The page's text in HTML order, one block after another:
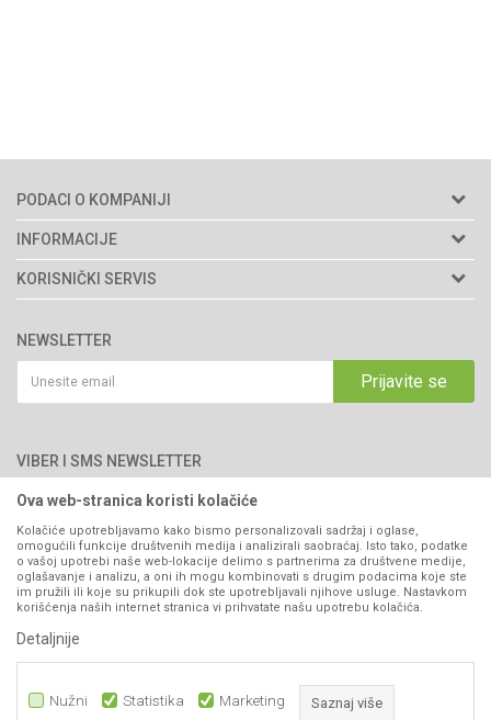
PODACI O KOMPANIJI
Agromarket d.o.o.
Matični broj: 11003826
76300 Bijeljina
066/44-99-00
INFORMACIJE
O nama
Brendovi
Katalozi
Saradnja
Kontakt
KORISNIČKI SERVIS
Politika privatnosti
Kako kupiti
Isporuka
Pravo na odustajanje
Reklamacije
Povraćaj sredstava
Zamjena artikala
Plaćanje karticama
NEWSLETTER
Prijavite se
VIBER I SMS NEWSLETTER
PRATITE NAS
Ova web-stranica koristi kolačiće
Kolačiće upotrebljavamo kako bismo personalizovali sadržaj i oglase,
omogućili funkcije društvenih medija i analizirali saobraćaj. Isto tako, podatke
o vašoj upotrebi naše web-lokacije delimo s partnerima za društvene medije,
oglašavanje i analizu, a oni ih mogu kombinovati s drugim podacima koje ste
im pružili ili koje su prikupili dok ste upotrebljavali njihove usluge. Nastavkom
korišćenja naših internet stranica vi prihvatate našu upotrebu kolačića.
Detaljnije
Nužni Statistika Marketing Saznaj više